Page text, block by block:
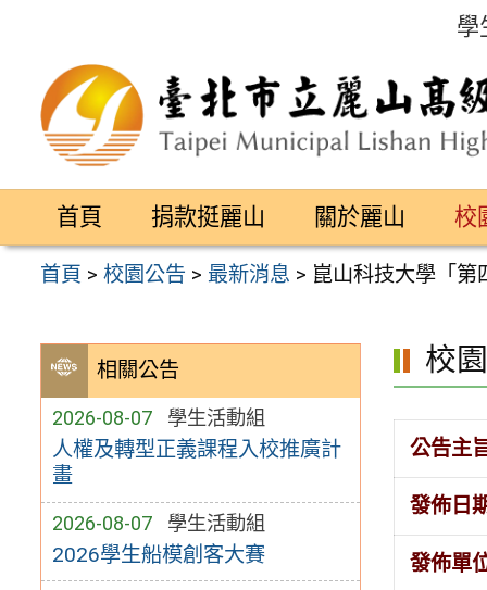
區
學
首頁 捐款挺麗山 關於麗山 校
首頁 >校園公告 > 最新消息 > 崑山科技大學「第
相關公告
2026-08-07 學生活動組
人權及轉型正義課程入校推廣計
畫
2026-08-07 學生活動組
2026學生船模創客大賽
校
公告主
發佈日
發佈單